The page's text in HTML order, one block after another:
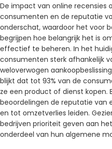
De impact van online recensies
consumenten en de reputatie
onderschat, waardoor het voor
begrijpen hoe belangrijk het is
effectief te beheren. In het
consumenten sterk afhankelijk
weloverwogen
blijkt dat tot 93% van de
ze een product of dienst kopen.
beoordelingen de reputatie van
en tot omzetverlies leiden.
bedrijven prioriteit geven aan
onderdeel van hun algemene